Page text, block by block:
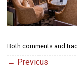
Both comments and
← Previous